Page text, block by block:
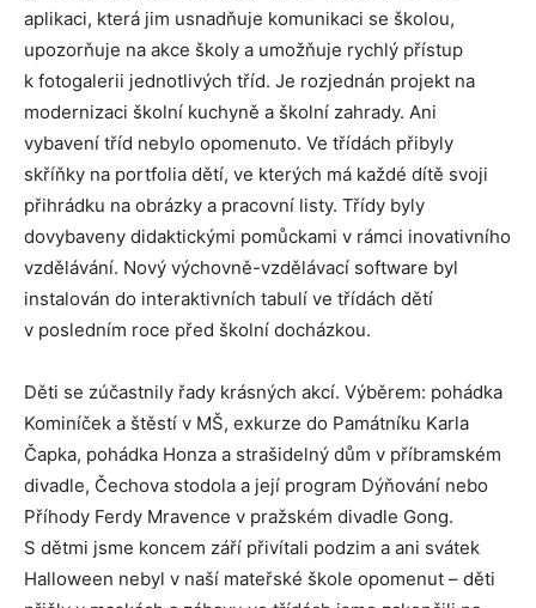
aplikaci, která jim usnadňuje komunikaci se školou,
upozorňuje na akce školy a umožňuje rychlý přístup
k fotogalerii jednotlivých tříd. Je rozjednán projekt na
modernizaci školní kuchyně a školní zahrady. Ani
vybavení tříd nebylo opomenuto. Ve třídách přibyly
skříňky na portfolia dětí, ve kterých má každé dítě svoji
přihrádku na obrázky a pracovní listy. Třídy byly
dovybaveny didaktickými pomůckami v rámci inovativního
vzdělávání. Nový výchovně-vzdělávací software byl
instalován do interaktivních tabulí ve třídách dětí
v posledním roce před školní docházkou.
Děti se zúčastnily řady krásných akcí. Výběrem: pohádka
Kominíček a štěstí v MŠ, exkurze do Památníku Karla
Čapka, pohádka Honza a strašidelný dům v příbramském
divadle, Čechova stodola a její program Dýňování nebo
Příhody Ferdy Mravence v pražském divadle Gong.
S dětmi jsme koncem září přivítali podzim a ani svátek
Halloween nebyl v naší mateřské škole opomenut – děti